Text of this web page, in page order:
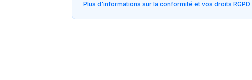
Plus d'informations sur la conformité et vos droits RGPD